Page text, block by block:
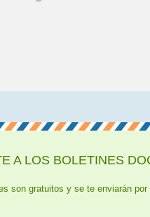
A LOS BOLETINES
son gratuitos y se te enviarán por